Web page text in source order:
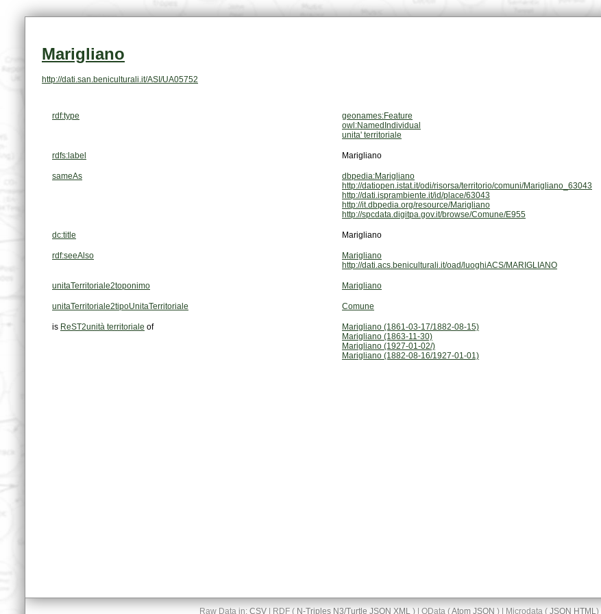
Marigliano
http://dati.san.beniculturali.it/ASI/UA05752
rdf:type
geonames:Feature
owl:NamedIndividual
unita' territoriale
rdfs:label Marigliano
sameAs
dbpedia:Marigliano
http://datiopen.istat.it/odi/risorsa/territorio/comuni/Marigliano_63043
http://dati.isprambiente.it/id/place/63043
http://it.dbpedia.org/resource/Marigliano
http://spcdata.digitpa.gov.it/browse/Comune/E955
dc:title Marigliano
rdf:seeAlso
Marigliano
http://dati.acs.beniculturali.it/oad/luoghiACS/MARIGLIANO
unitaTerritoriale2toponimo Marigliano
unitaTerritoriale2tipoUnitaTerritoriale Comune
is ReST2unità territoriale of
Marigliano (1861-03-17/1882-08-15)
Marigliano (1863-11-30)
Marigliano (1927-01-02/)
Marigliano (1882-08-16/1927-01-01)
Raw Data in: CSV| RDF ( N-Triples N3/Turtle JSON XML) | OData (Atom JSON ) | Microdata ( JSON HTML) |